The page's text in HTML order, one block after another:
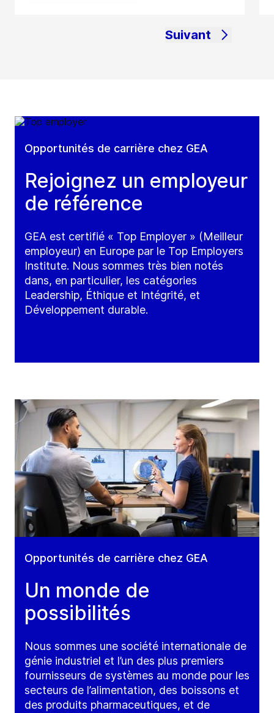
Suivant
Opportunités de carrière chez GEA
Rejoignez un employeur
de référence
GEA est certifié « Top Employer » (Meilleur
employeur) en Europe par le Top Employers
Institute. Nous sommes très bien notés
dans, en particulier, les catégories
Leadership, Éthique et Intégrité, et
Développement durable.
Opportunités de carrière chez GEA
Un monde de
possibilités
Nous sommes une société internationale de
génie industriel et l’un des plus premiers
fournisseurs de systèmes au monde pour les
secteurs de l’alimentation, des boissons et
des produits pharmaceutiques, et de